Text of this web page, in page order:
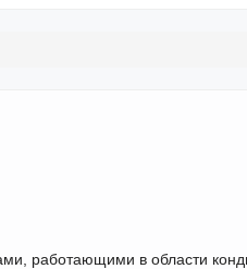
работающими в области